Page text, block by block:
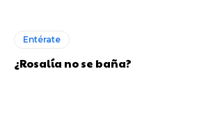
Entérate
¿Rosalía no se baña?